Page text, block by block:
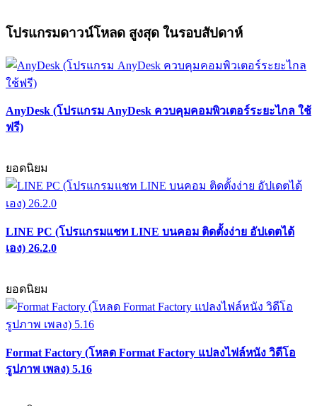
โปรแกรมดาวน์โหลด สูงสุด ในรอบสัปดาห์
AnyDesk (โปรแกรม AnyDesk ควบคุมคอมพิวเตอร์ระยะไกล ใช้
ฟรี)
ยอดนิยม
LINE PC (โปรแกรมแชท LINE บนคอม ติดตั้งง่าย อัปเดตได้
เอง) 26.2.0
ยอดนิยม
Format Factory (โหลด Format Factory แปลงไฟล์หนัง วิดีโอ
รูปภาพ เพลง) 5.16